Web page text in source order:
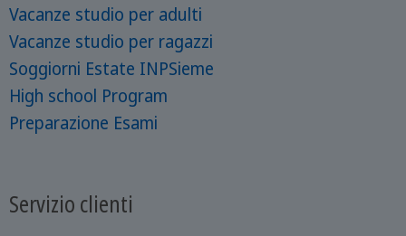
Vacanze studio per adulti
Vacanze studio per ragazzi
Soggiorni Estate INPSieme
High school Program
Preparazione Esami
Servizio clienti